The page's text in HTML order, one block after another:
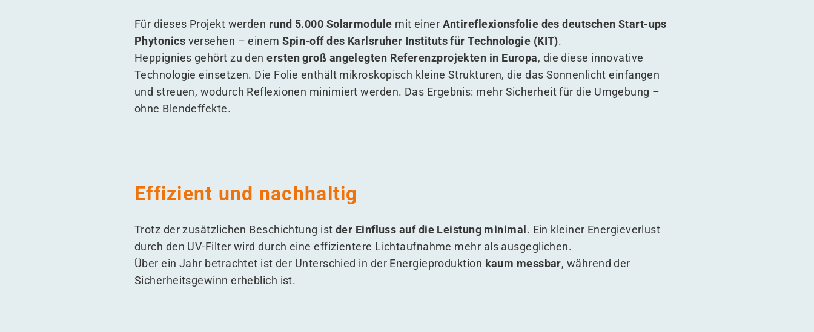
Für dieses Projekt werden rund 5.000 Solarmodule mit einer Antireflexionsfolie des deutschen Start-ups
Phytonics versehen – einemSpin-off des Karlsruher Instituts für Technologie (KIT).
Heppignies gehört zu denersten groß angelegten Referenzprojekten in Europa, die diese innovative
Technologie einsetzen. Die Folie enthält mikroskopisch kleine Strukturen, die das Sonnenlicht einfangen
und streuen, wodurch Reflexionen minimiert werden. Das Ergebnis: mehr Sicherheit für die Umgebung –
ohne Blendeffekte.
Effizient und nachhaltig
Trotz der zusätzlichen Beschichtung ist der Einfluss auf die Leistung minimal . Ein kleiner Energieverlust
durch den UV-Filter wird durch eine effizientere Lichtaufnahme mehr als ausgeglichen.
Über ein Jahr betrachtet ist der Unterschied in der Energieproduktion kaum messbar, während der
Sicherheitsgewinn erheblich ist.